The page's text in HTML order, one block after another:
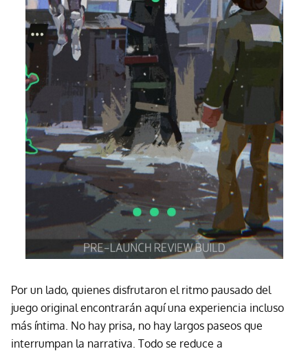
Por un lado, quienes disfrutaron el ritmo pausado del
juego original encontrarán aquí una experiencia incluso
más íntima. No hay prisa, no hay largos paseos que
interrumpan la narrativa. Todo se reduce a